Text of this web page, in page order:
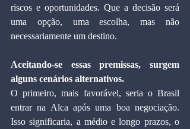
riscos e oportunidades. Que a decisão será
uma opção, uma escolha, mas não
necessariamente um destino.
Aceitando-se essas premissas, surgem
alguns cenários alternativos.
O primeiro, mais favorável, seria o Brasil
entrar na Alca após uma boa negociação.
Isso significaria, a médio e longo prazos, o